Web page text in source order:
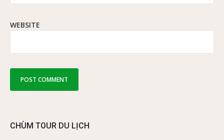
WEBSITE
CHÙM TOUR DU LỊCH